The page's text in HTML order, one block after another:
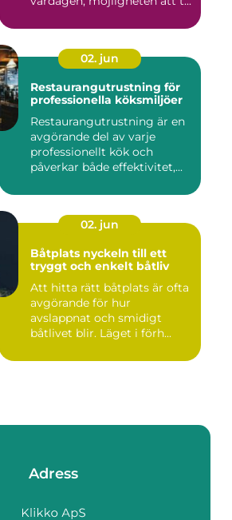
02. jun
Restaurangutrustning för
professionella köksmiljöer
Restaurangutrustning är en
avgörande del av varje
professionellt kök och
påverkar både effektivitet,...
02. jun
Båtplats nyckeln till ett
tryggt och enkelt båtliv
Att hitta rätt båtplats är ofta
avgörande för hur
avslappnat och smidigt
båtlivet blir. Läget i förh...
Adress